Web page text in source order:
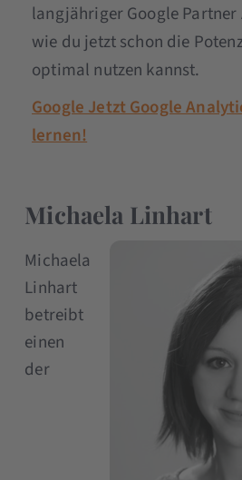
langjähriger Google Partner
wie du jetzt schon die
optimal nutzen kannst.
Google Jetzt Google
lernen!
Michaela Linhart
Michaela
Linhart
betreibt
einen
der